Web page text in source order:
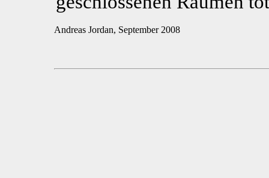
Andreas Jordan, September 2008